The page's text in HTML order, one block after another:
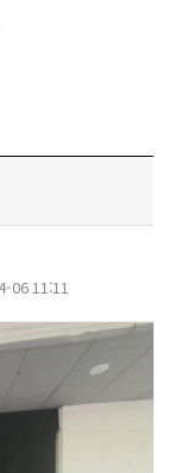
06 11:11